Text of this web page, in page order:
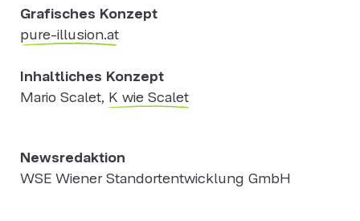
Grafisches Konzept
pure-illusion.at
Inhaltliches Konzept
Mario Scalet, K wie Scalet
Newsredaktion
WSE Wiener Standortentwicklung GmbH